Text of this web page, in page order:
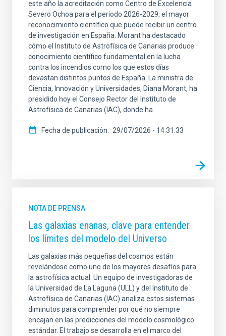
este año la acreditación como Centro de Excelencia
Severo Ochoa para el periodo 2026-2029, el mayor
reconocimiento científico que puede recibir un centro
de investigación en España. Morant ha destacado
cómo el Instituto de Astrofísica de Canarias produce
conocimiento científico fundamental en la lucha
contra los incendios como los que estos días
devastan distintos puntos de España. La ministra de
Ciencia, Innovación y Universidades, Diana Morant, ha
presidido hoy el Consejo Rector del Instituto de
Astrofísica de Canarias (IAC), donde ha
Fecha de publicación 29/07/2026 - 14:31:33
NOTA DE PRENSA
Las galaxias enanas, clave para entender
los límites del modelo del Universo
Las galaxias más pequeñas del cosmos están
revelándose como uno de los mayores desafíos para
la astrofísica actual. Un equipo de investigadoras de
la Universidad de La Laguna (ULL) y del Instituto de
Astrofísica de Canarias (IAC) analiza estos sistemas
diminutos para comprender por qué no siempre
encajan en las predicciones del modelo cosmológico
estándar. El trabajo se desarrolla en el marco del